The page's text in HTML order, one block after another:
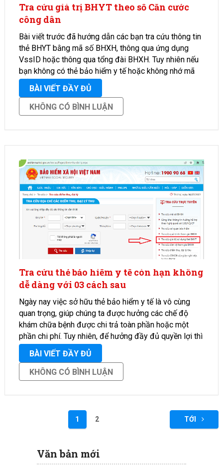
Tra cứu giá trị BHYT theo số Căn cước
công dân
Bài viết trước đã hướng dẫn các bạn tra cứu thông tin
thẻ BHYT bằng mã số BHXH, thông qua ứng dụng
VssID hoặc thông qua tổng đài BHXH. Tuy nhiên nếu
bạn không có thẻ bảo hiểm y tế hoặc không nhớ mã
số thẻ, …
BÀI VIẾT ĐẦY ĐỦ
KHÔNG CÓ BÌNH LUẬN
Tra cứu thẻ bảo hiểm y tế còn hạn không
dễ dàng với 03 cách sau
Ngày nay việc sở hữu thẻ bảo hiểm y tế là vô cùng
quan trọng, giúp chúng ta được hưởng các chế độ
khám chữa bệnh được chi trả toàn phần hoặc một
phần chi phí. Tuy nhiên, để hưởng đầy đủ quyền lợi thì
thẻ …
BÀI VIẾT ĐẦY ĐỦ
KHÔNG CÓ BÌNH LUẬN
1 2 TỚI
Văn bản mới